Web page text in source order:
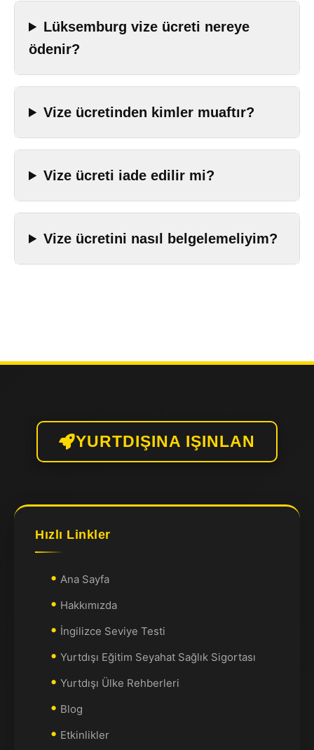
Lüksemburg vize ücreti nereye
ödenir?
Vize ücretinden kimler muaftır?
Vize ücreti iade edilir mi?
Vize ücretini nasıl belgelemeliyim?
YURTDIŞINA IŞINLAN
Hızlı Linkler
Ana Sayfa
Hakkımızda
İngilizce Seviye Testi
Yurtdışı Eğitim Seyahat Sağlık Sigortası
Yurtdışı Ülke Rehberleri
Blog
Etkinlikler